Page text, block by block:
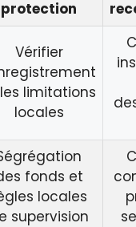
protection
Vérifier
limitations
locales
fonds et
locales
supervision